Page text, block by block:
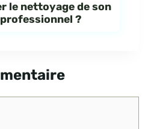
le nettoyage de son
?